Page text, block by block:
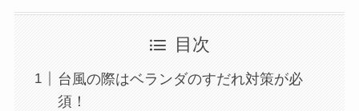
目次
台風の際はベランダのすだれ対策が必
須！